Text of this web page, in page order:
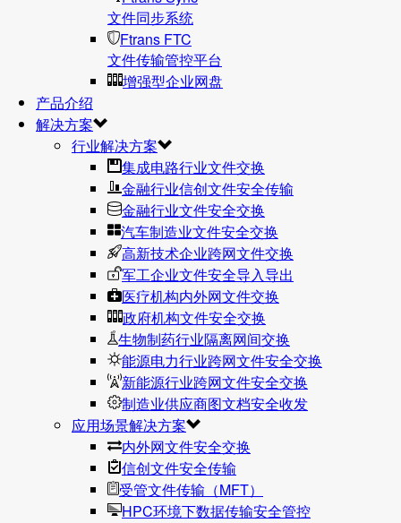
文件同步系统
Ftrans FTC
文件传输管控平台
增强型企业网盘
产品介绍
解决方案
行业解决方案
集成电路行业文件交换
金融行业信创文件安全传输
金融行业文件安全交换
汽车制造业文件安全交换
高新技术企业跨网文件交换
军工企业文件安全导入导出
医疗机构内外网文件交换
政府机构文件安全交换
生物制药行业隔离网间交换
能源电力行业跨网文件安全交换
新能源行业跨网文件安全交换
制造业供应商图文档安全收发
应用场景解决方案
内外网文件安全交换
信创文件安全传输
受管文件传输（MFT）
HPC环境下数据传输安全管控